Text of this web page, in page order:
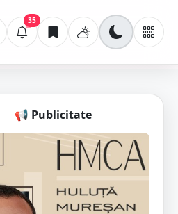
35
📢 Publicitate